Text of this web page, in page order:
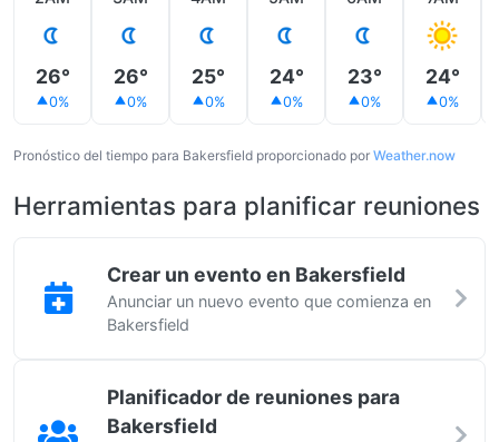
26°
0%
26°
0%
25°
0%
24°
0%
23°
0%
24°
0%
Pronóstico del tiempo para Bakersfield proporcionado por Weather.now
Herramientas para planificar reuniones
Crear un evento en Bakersfield
Anunciar un nuevo evento que comienza en
Bakersfield
Planificador de reuniones para
Bakersfield